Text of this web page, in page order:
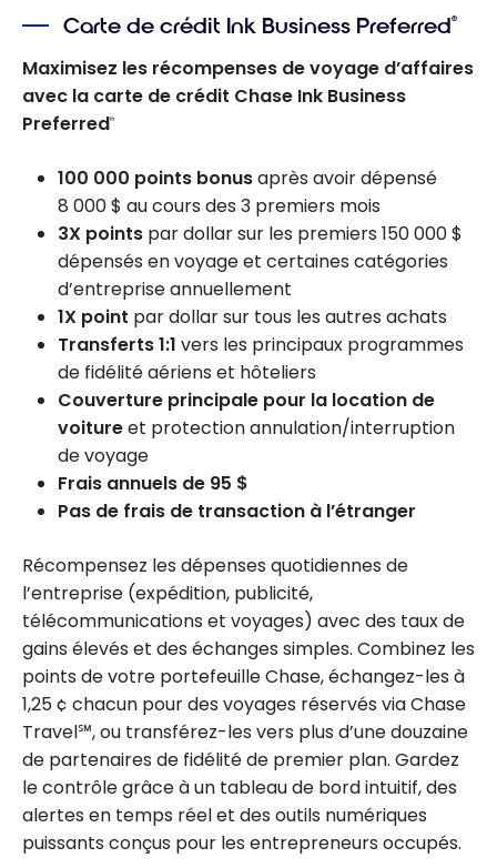
Carte de crédit Ink Business Preferred®
Maximisez les récompenses de voyage d’affaires
avec la carte de crédit Chase Ink Business
Preferred®
100 000 points bonusaprès avoir dépensé
8 000 $ au cours des 3 premiers mois
3X points par dollar sur les premiers 150 000 $
dépensés en voyage et certaines catégories
d’entreprise annuellement
1X point par dollar sur tous les autres achats
Transferts 1:1 vers les principaux programmes
de fidélité aériens et hôteliers
Couverture principale pour la location de
voitureet protection annulation/interruption
de voyage
Frais annuels de 95 $
Pas de frais de transaction à l’étranger
Récompensez les dépenses quotidiennes de
l’entreprise (expédition, publicité,
télécommunications et voyages) avec des taux de
gains élevés et des échanges simples. Combinez les
points de votre portefeuille Chase, échangez-les à
1,25 ¢ chacun pour des voyages réservés via Chase
Travel℠, ou transférez-les vers plus d’une douzaine
de partenaires de fidélité de premier plan. Gardez
le contrôle grâce à un tableau de bord intuitif, des
alertes en temps réel et des outils numériques
puissants conçus pour les entrepreneurs occupés.